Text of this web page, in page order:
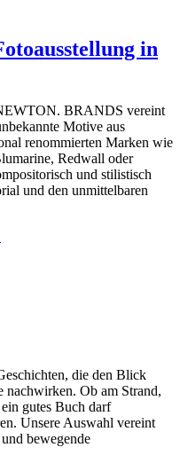
in
BRANDS vereint
Motive aus
renommierten Marken wie
Redwall oder
und stilistisch
und den unmittelbaren
die den Blick
nachwirken. Ob am Strand,
gutes Buch darf
Unsere Auswahl vereint
bewegende